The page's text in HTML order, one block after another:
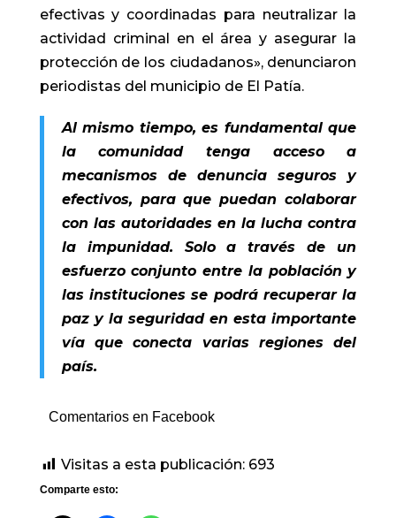
efectivas y coordinadas para neutralizar la
actividad criminal en el área y asegurar la
protección de los ciudadanos», denunciaron
periodistas del municipio de El Patía.
Al mismo tiempo, es fundamental que
la comunidad tenga acceso a
mecanismos de denuncia seguros y
efectivos, para que puedan colaborar
con las autoridades en la lucha contra
la impunidad. Solo a través de un
esfuerzo conjunto entre la población y
las instituciones se podrá recuperar la
paz y la seguridad en esta importante
vía que conecta varias regiones del
país.
Comentarios en Facebook
Visitas a esta publicación: 693
Comparte esto: